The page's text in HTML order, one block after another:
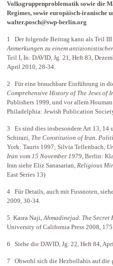
Volksgruppenproblematik sowie die
Regimes, sowie europäisch-iranische
walter.posch@swp-berlin.org
1 Der folgende Beitrag kann als Teil
Anmerkungen zu einem
Teil I, In: DAVID, Jg. 21, Heft 83,
April 2010, 28-34.
2 Für eine brauchbare Einführung in
Comprehensive History of The Jews of
Publishers 1999, und vor allem
Philadelphia: Jewish Publication
3 Es sind dies insbesondere Art 13, 14
Schirazi, The Constitution of Iran.
York: Tauris 1997; Silvia Tellenbach,
Iran vom 15 November 1979, Berlin:
Iran siehe Eliz Sanasarian, Religious
East Series 13)
4 Für Details, auch mit Fussnoten,
2009, 30-34.
5 Kasra Naji,Ahmadinejad. The
University of California Press 2008,
6 Siehe die DAVID, Jg. 22, Heft 84,
7 Obwohl sich die Hezbollahis auf die